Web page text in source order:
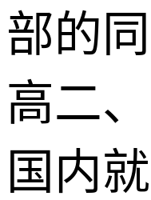
部的
高二
国内